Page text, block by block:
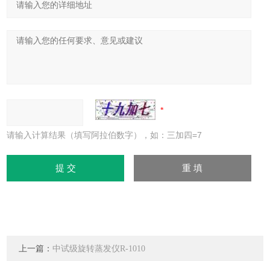
请输入计算结果（填写阿拉伯数字），如：三加四=7
上一篇： 中试级旋转蒸发仪R-1010